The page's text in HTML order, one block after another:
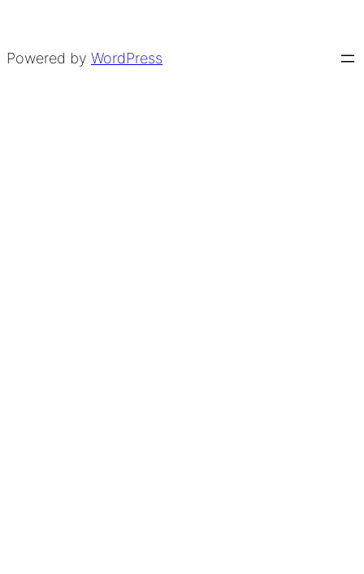
Powered by WordPress